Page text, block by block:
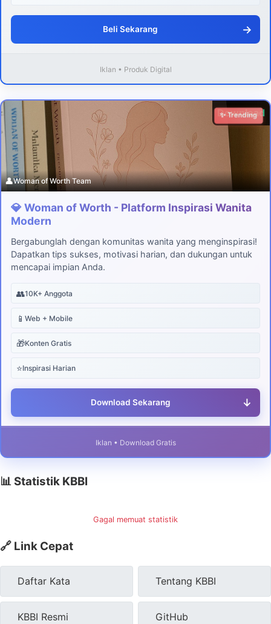
Beli Sekarang →
Iklan • Produk Digital
Download
✨ Trending
👤Woman of Worth Team
💎 Woman of Worth - Platform Inspirasi Wanita
Modern
Bergabunglah dengan komunitas wanita yang menginspirasi!
Dapatkan tips sukses, motivasi harian, dan dukungan untuk
mencapai impian Anda.
👥10K+ Anggota
📱 Web + Mobile
🎁Konten Gratis
⭐Inspirasi Harian
Download Sekarang ↓
Iklan • Download Gratis
📊 Statistik KBBI
Gagal memuat statistik
🔗 Link Cepat
Daftar Kata Tentang KBBI
KBBI Resmi GitHub